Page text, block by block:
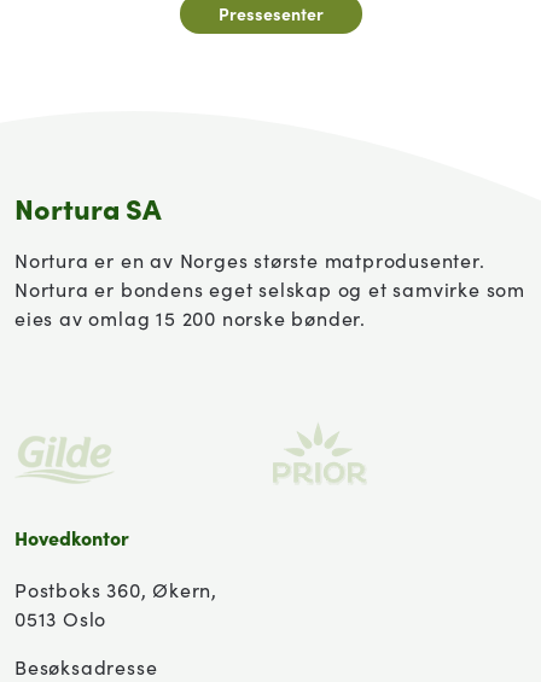
Pressesenter
Nortura SA
Nortura er en av Norges største matprodusenter.
Nortura er bondens eget selskap og et samvirke som
eies av omlag 15 200 norske bønder.
Hovedkontor
Postboks 360, Økern,
0513 Oslo
Besøksadresse